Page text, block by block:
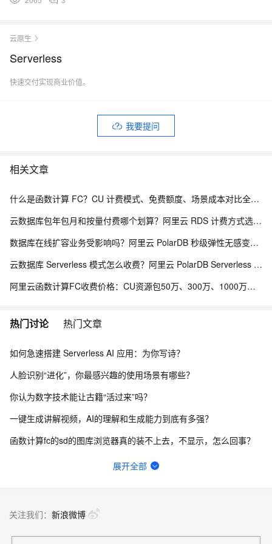
云原生
Serverless
快速交付实现商业价值。
我要提问
相关文章
什么是函数计算 FC？CU 计费模式、免费额度、场景成本对比全说明
云数据库包年包月和按量付费哪个划算？阿里云 RDS 计费方式选型全解析
数据库在线扩容业务受影响吗？阿里云 PolarDB 秒级弹性无感变配解析
云数据库 Serverless 模式怎么收费？阿里云 PolarDB Serverless 按需计费解析
阿里云函数计算FC收费价格：CU资源包50万、300万、1000万、2亿、20亿及4000万CU费用清单
热门讨论 热门文章
如何急速搭建 Serverless AI 应用：为你写诗？
人脸识别“进化”，你最感兴趣的使用场景有哪些？
你认为数字技术能让古籍“活过来”吗？
一键生成讲解视频，AI的理解和生成能力到底有多强？
函数计算fc的sd的图库浏览器真的装不上去，不显示，怎么回事？
请问主域名备案了，子域名还要备案吗？
函数计算一键部署ComfyUI绘画平台的优势有哪些？
展开全部
关注我们： 新浪微博